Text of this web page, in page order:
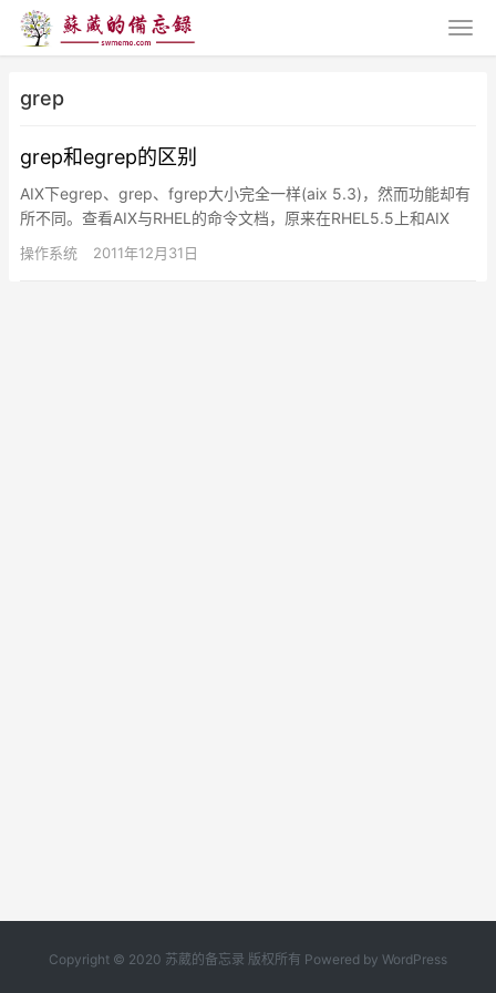
grep
grep和egrep的区别
AIX下egrep、grep、fgrep大小完全一样(aix 5.3)，然而功能却有
所不同。查看AIX与RHEL的命令文档，原来在RHEL5.5上和AIX
上，egrep相当于gre…
操作系统 2011年12月31日
Copyright © 2020 苏葳的备忘录 版权所有 Powered by WordPress